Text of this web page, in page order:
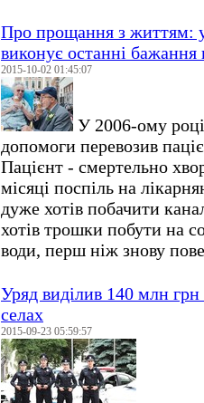
Про прощання з життям:
виконує останні
2015-10-02 01:45:07
У 2006-ому
допомоги перевозив
Пацієнт - смертельно
місяці поспіль на
дуже хотів побачити
хотів трошки побути на
води, перш ніж знову
Уряд виділив 140 млн
селах
2015-09-23 05:59:57